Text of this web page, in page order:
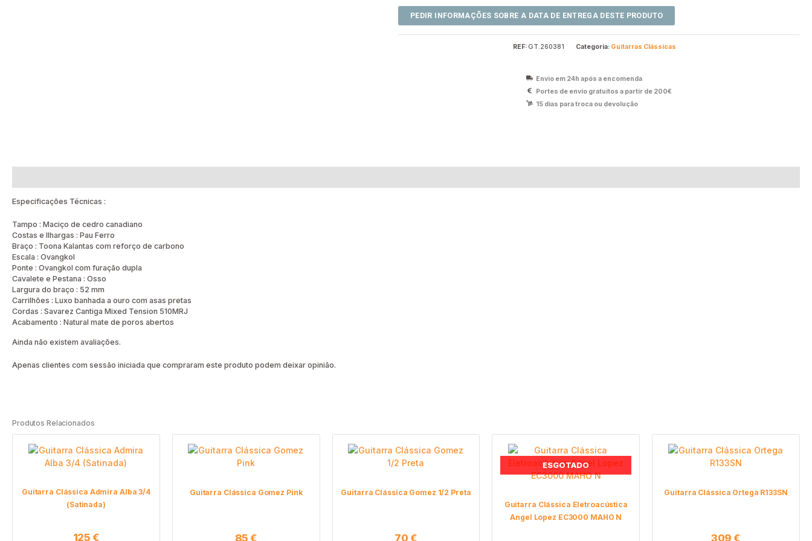
REF: GT.260381 Categoria: Guitarras Clássicas
Envio em 24h após a encomenda
Portes de envio gratuitos a partir de 200€
15 dias para troca ou devolução
Especificações Técnicas :
Tampo : Maciço de cedro canadiano
Costas e Ilhargas : Pau Ferro
Braço : Toona Kalantas com reforço de carbono
Escala : Ovangkol
Ponte : Ovangkol com furação dupla
Cavalete e Pestana : Osso
Largura do braço : 52 mm
Carrilhões : Luxo banhada a ouro com asas pretas
Cordas : Savarez Cantiga Mixed Tension 510MRJ
Acabamento : Natural mate de poros abertos
Ainda não existem avaliações.
Apenas clientes com sessão iniciada que compraram este produto podem deixar opinião.
Produtos Relacionados
Guitarra Clássica Admira Alba 3/4
(Satinada)
125 €
Guitarra Clássica Gomez Pink
85€
Guitarra Clássica Gomez 1/2 Preta
70 €
ESGOTADO
Guitarra Clássica Eletroacústica
Angel Lopez EC3000 MAHO N
Guitarra Clássica Ortega R133SN
309€